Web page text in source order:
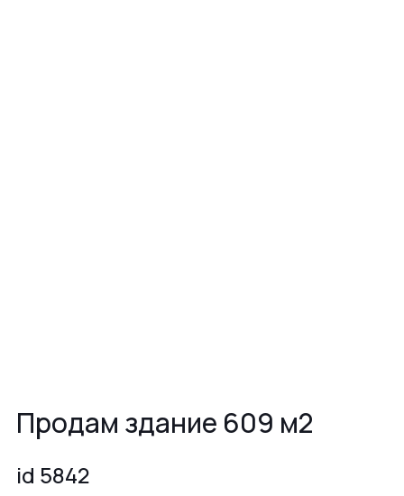
Продам здание 609 м2
id 5842